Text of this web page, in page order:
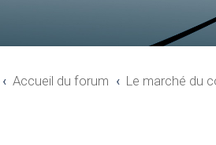
Accueil du forum Le marché du